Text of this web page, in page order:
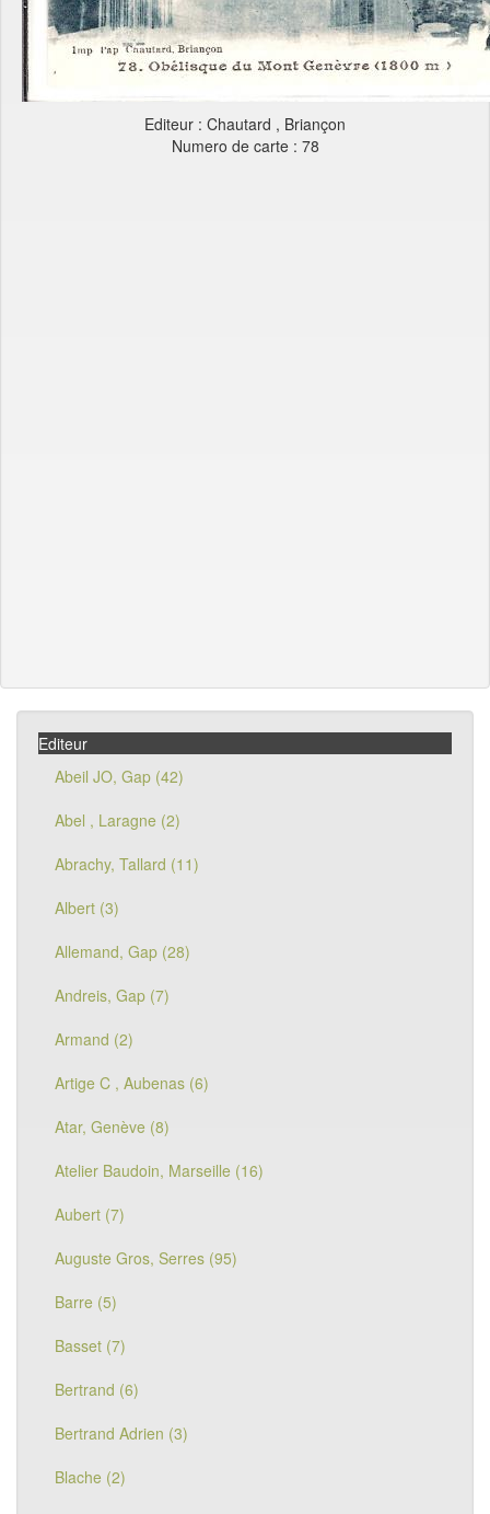
Editeur : Chautard , Briançon
Numero de carte : 78
Editeur
Abeil JO, Gap (42)
Abel , Laragne (2)
Abrachy, Tallard (11)
Albert (3)
Allemand, Gap (28)
Andreis, Gap (7)
Armand (2)
Artige C , Aubenas (6)
Atar, Genève (8)
Atelier Baudoin, Marseille (16)
Aubert (7)
Auguste Gros, Serres (95)
Barre (5)
Basset (7)
Bertrand (6)
Bertrand Adrien (3)
Blache (2)